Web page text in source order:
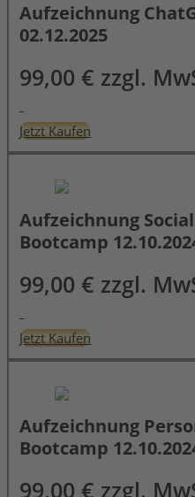
Aufzeichnung
02.12.2025
99,00 € zzgl.
Jetzt Kaufen
Aufzeichnung
Bootcamp
99,00 € zzgl.
Jetzt Kaufen
Aufzeichnung
Bootcamp
99,00 € zzgl.